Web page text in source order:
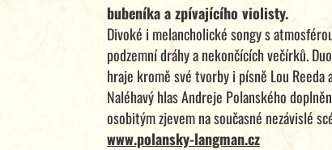
bubeníka a zpívajícího violisty.
Divoké i melancholické songy s
podzemní dráhy a nekončících večírků.
hraje kromě své tvorby i písně Lou Reeda
Naléhavý hlas Andreje Polanského
osobitým zjevem na současné nezávislé
www.polansky-langman.cz